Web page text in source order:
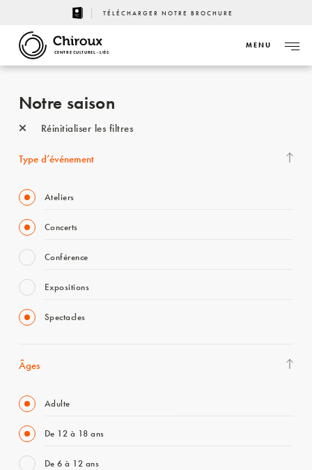
TÉLÉCHARGER NOTRE BROCHURE
CENTRE CULTUREL - LIÈGE
MENU
Notre saison
Réinitialiser les filtres
Type d’événement
Ateliers
Concerts
Conférence
Expositions
Spectacles
Âges
Adulte
De 12 à 18 ans
De 6 à 12 ans